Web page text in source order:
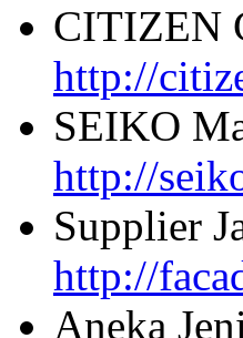
CITIZEN
http://
SEIKO
http://
Supplier
http://
Aneka